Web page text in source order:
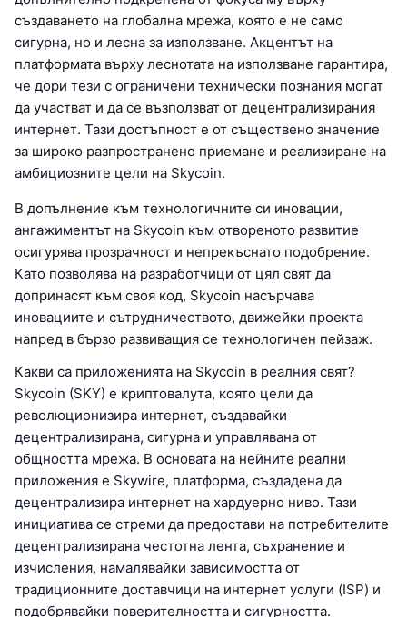
създаването на глобална мрежа, която е не само
сигурна, но и лесна за използване. Акцентът на
платформата върху леснотата на използване гарантира,
че дори тези с ограничени технически познания могат
да участват и да се възползват от децентрализирания
интернет. Тази достъпност е от съществено значение
за широко разпространено приемане и реализиране на
амбициозните цели на Skycoin.
В допълнение към технологичните си иновации,
ангажиментът на Skycoin към отвореното развитие
осигурява прозрачност и непрекъснато подобрение.
Като позволява на разработчици от цял свят да
допринасят към своя код, Skycoin насърчава
иновациите и сътрудничеството, движейки проекта
напред в бързо развиващия се технологичен пейзаж.
Какви са приложенията на Skycoin в реалния свят?
Skycoin (SKY) е криптовалута, която цели да
революционизира интернет, създавайки
децентрализирана, сигурна и управлявана от
общността мрежа. В основата на нейните реални
приложения е Skywire, платформа, създадена да
децентрализира интернет на хардуерно ниво. Тази
инициатива се стреми да предостави на потребителите
децентрализирана честотна лента, съхранение и
изчисления, намалявайки зависимостта от
традиционните доставчици на интернет услуги (ISP) и
подобрявайки поверителността и сигурността.